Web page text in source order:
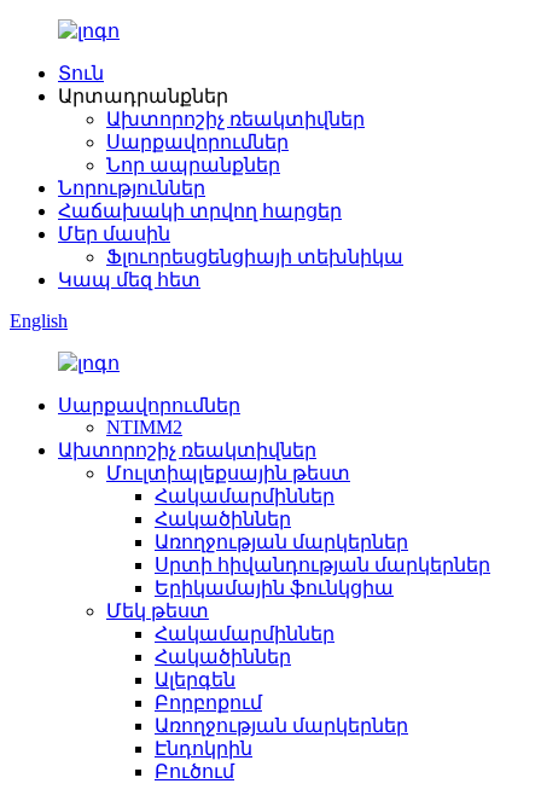
Տուն
Արտադրանքներ
Ախտորոշիչ ռեակտիվներ
Սարքավորումներ
Նոր ապրանքներ
Նորություններ
Հաճախակի տրվող հարցեր
Մեր մասին
Ֆլուորեսցենցիայի տեխնիկա
Կապ մեզ հետ
English
Սարքավորումներ
NTIMM2
Ախտորոշիչ ռեակտիվներ
Մուլտիպլեքսային թեստ
Հակամարմիններ
Հակածիններ
Առողջության մարկերներ
Սրտի հիվանդության մարկերներ
Երիկամային ֆունկցիա
Մեկ թեստ
Հակամարմիններ
Հակածիններ
Ալերգեն
Բորբոքում
Առողջության մարկերներ
Էնդոկրին
Բուծում